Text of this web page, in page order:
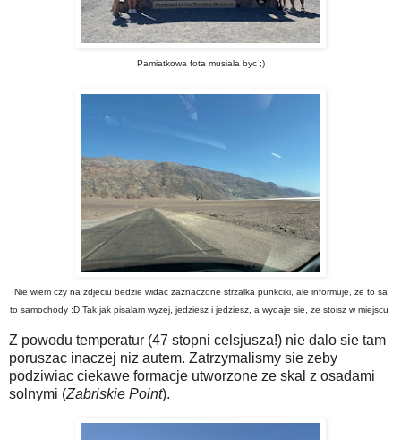
Pamiatkowa fota musiala byc ;)
Nie wiem czy na zdjeciu bedzie widac zaznaczone strzalka punkciki, ale informuje, ze to sa
to samochody :D Tak jak pisalam wyzej, jedziesz i jedziesz, a wydaje sie, ze stoisz w miejscu
Z powodu temperatur (47 stopni celsjusza!) nie dalo sie tam
poruszac inaczej niz autem. Zatrzymalismy sie zeby
podziwiac ciekawe formacje utworzone ze skal z osadami
solnymi (Zabriskie Point).